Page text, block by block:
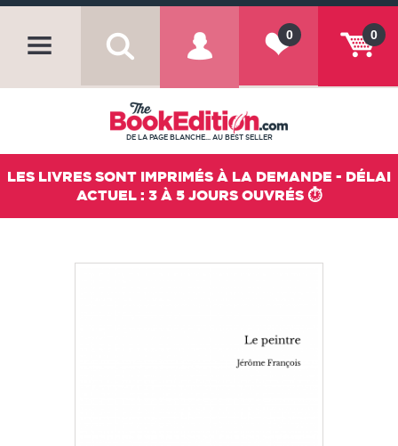
0
0
DE LA PAGE BLANCHE... AU BEST SELLER
LES LIVRES SONT IMPRIMÉS À LA DEMANDE - DÉLAI
ACTUEL : 3 À 5 JOURS OUVRÉS ⏱️